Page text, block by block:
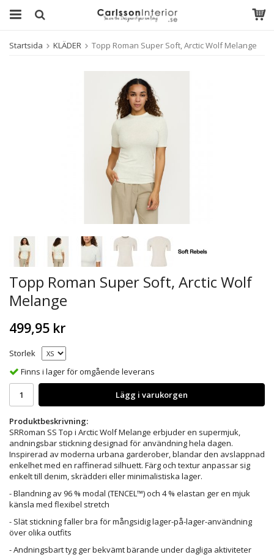
Startsida KLÄDER Topp Roman Super Soft, Arctic Wolf Melange
Topp Roman Super Soft, Arctic Wolf
Melange
499,95 kr
Storlek
Finns i lager för omgående leverans
Lägg i varukorgen
Produktbeskrivning:
SRRoman SS Top i Arctic Wolf Melange erbjuder en supermjuk,
andningsbar stickning designad för användning hela dagen.
Inspirerad av moderna urbana garderober, blandar den avslappnad
enkelhet med en raffinerad silhuett. Färg och textur anpassar sig
enkelt till denim, skrädderi eller minimalistiska lager.
- Blandning av 96 % modal (TENCEL™) och 4 % elastan ger en mjuk
känsla med flexibel stretch
- Slät stickning faller bra för mångsidig lager-på-lager-användning
över olika outfits
- Andningsbart tyg ger bekvämt bärande under dagliga aktiviteter